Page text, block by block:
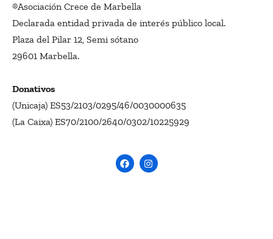
®Asociación Crece de Marbella
Declarada entidad privada de interés público local.
Plaza del Pilar 12, Semi sótano
29601 Marbella.
Donativos
(Unicaja) ES53/2103/0295/46/0030000635
(La Caixa) ES70/2100/2640/0302/10225929